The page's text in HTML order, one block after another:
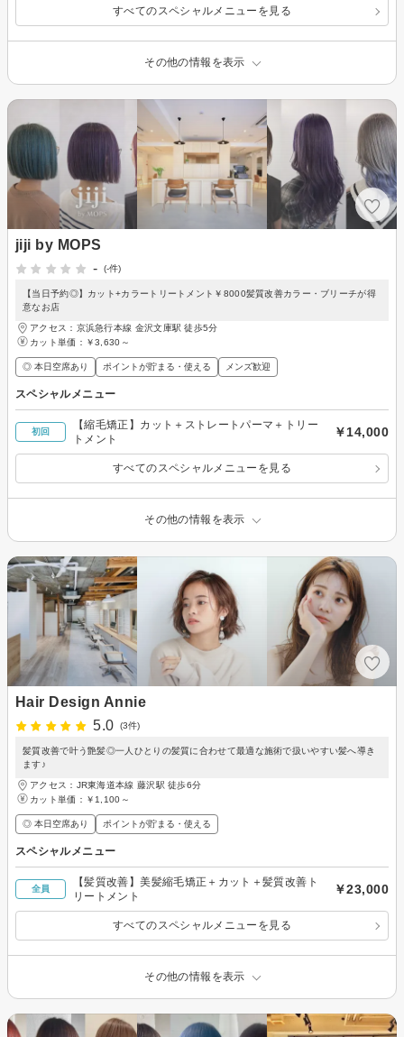
すべてのスペシャルメニューを見る
その他の情報を表示
jiji by MOPS
-
(-件)
【当日予約◎】カット+カラートリートメント￥8000髪質改善カラー・ブリーチが得
意なお店
アクセス：京浜急行本線 金沢文庫駅 徒歩5分
カット単価： ￥3,630～
◎ 本日空席あり ポイントが貯まる・使える メンズ歓迎
スペシャルメニュー
初回
【縮毛矯正】カット＋ストレートパーマ＋トリー
トメント
￥14,000
すべてのスペシャルメニューを見る
その他の情報を表示
Hair Design Annie
5.0
(3件)
髪質改善で叶う艶髪◎一人ひとりの髪質に合わせて最適な施術で扱いやすい髪へ導き
ます♪
アクセス：JR東海道本線 藤沢駅 徒歩6分
カット単価： ￥1,100～
◎ 本日空席あり ポイントが貯まる・使える
スペシャルメニュー
全員
【髪質改善】美髪縮毛矯正＋カット＋髪質改善ト
リートメント
￥23,000
すべてのスペシャルメニューを見る
その他の情報を表示